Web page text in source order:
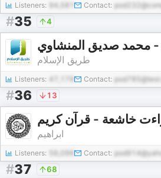
Listeners: 94,581 Contact:
#35 4
- محمد صديق المنشاوي
طريق الإسلام
Listeners: Contact:
#36 13
خاشعة - قرآن كريم
ابراهيم
Listeners: Contact:
#37 68